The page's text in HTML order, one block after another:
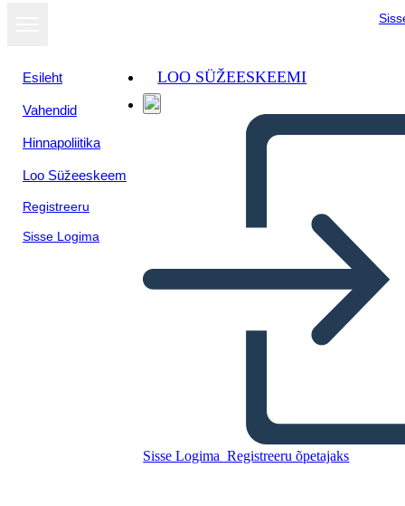
Esileht
Vahendid
Hinnapoliitika
Loo Süžeeskeem
Registreeru
Sisse Logima
LOO SÜŽEESKEEMI
Sisse Logima Registreeru õpetajaks
1812 ציר זמן